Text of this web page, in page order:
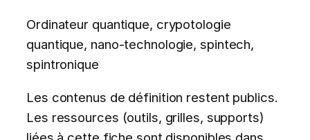
Ordinateur quantique, crypotologie
quantique, nano-technologie, spintech,
spintronique
Les contenus de définition restent publics.
Les ressources (outils, grilles, supports)
liées à cette fiche sont disponibles dans